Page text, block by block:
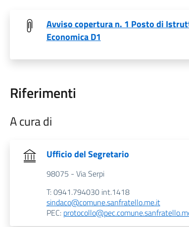
Avviso copertura n. 1 Posto di
Economica D1
Riferimenti
A cura di
Ufficio del Segretario
98075 - Via Serpi
T: 0941.794030 int.1418
sindaco@comune.sanfratello.me.it
PEC: